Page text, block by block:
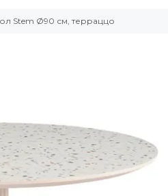
Stem Ø90 см, терраццо